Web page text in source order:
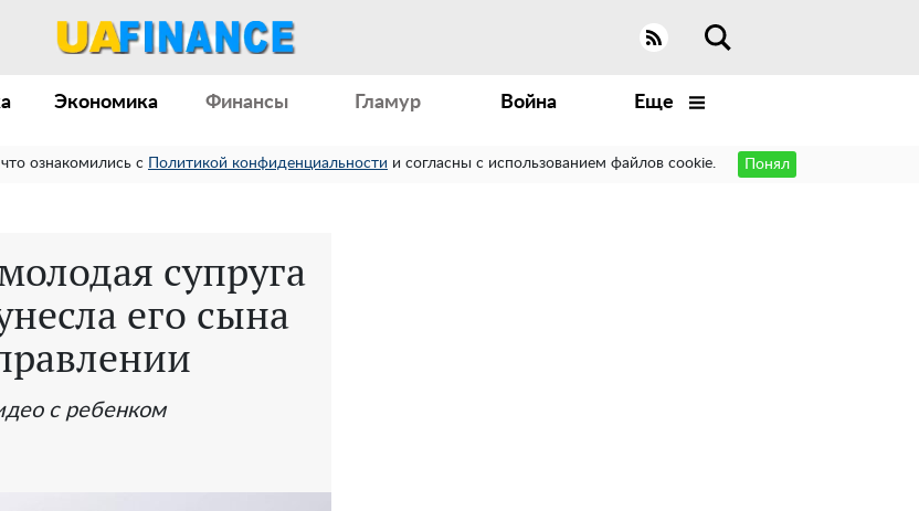
Экономика Финансы Гламур Война Еще
ознакомились с Политикой конфиденциальности и согласны с использованием файлов cookie. Понял
супруга
его сына
с ребенком